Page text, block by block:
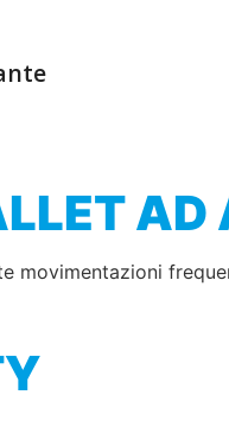
AD
movimentazioni